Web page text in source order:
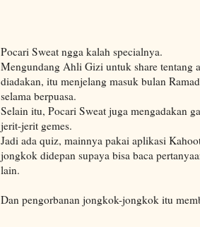
Pocari Sweat ngga kalah specialnya.
Mengundang Ahli Gizi untuk share tentang
diadakan, itu menjelang masuk bulan
selama berpuasa.
Selain itu, Pocari Sweat juga mengadakan
jerit-jerit gemes.
Jadi ada quiz, mainnya pakai aplikasi
jongkok didepan supaya bisa baca
lain.
Dan pengorbanan jongkok-jongkok itu